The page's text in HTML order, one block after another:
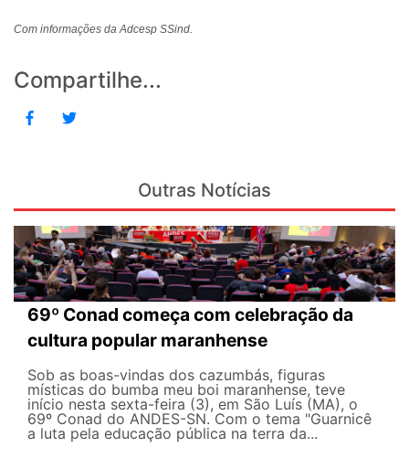
Com informações da Adcesp SSind.
Compartilhe...
Outras Notícias
69º Conad começa com celebração da
cultura popular maranhense
Sob as boas-vindas dos cazumbás, figuras
místicas do bumba meu boi maranhense, teve
início nesta sexta-feira (3), em São Luís (MA), o
69º Conad do ANDES-SN. Com o tema "Guarnicê
a luta pela educação pública na terra da...